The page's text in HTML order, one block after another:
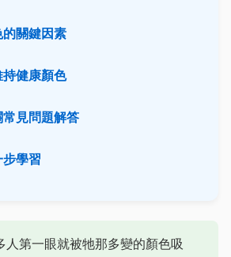
關鍵因素
健康顏色
見問題解答
學習
人第一眼就被牠那多變的顏色吸